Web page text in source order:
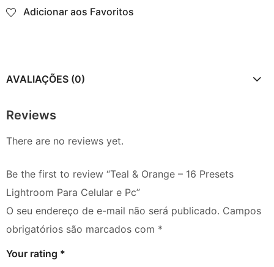
Adicionar aos Favoritos
AVALIAÇÕES (0)
Reviews
There are no reviews yet.
Be the first to review “Teal & Orange – 16 Presets
Lightroom Para Celular e Pc”
O seu endereço de e-mail não será publicado. Campos
obrigatórios são marcados com *
Your rating *